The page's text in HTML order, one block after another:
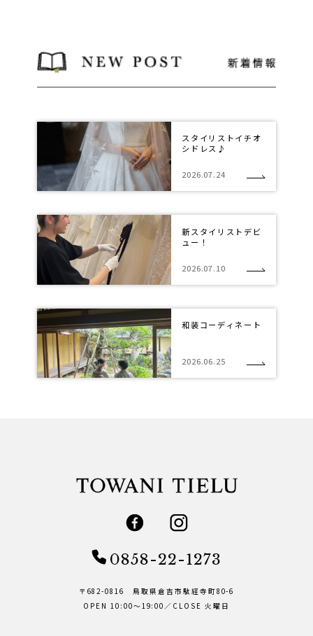
スタイリストイチオ
シドレス♪
2026.07.24
新スタイリストデビ
ュー！
2026.07.10
和装コーディネート
2026.06.25
0858-22-1273
〒682-0816 鳥取県倉吉市駄経寺町80-6
OPEN 10:00～19:00／CLOSE 火曜日